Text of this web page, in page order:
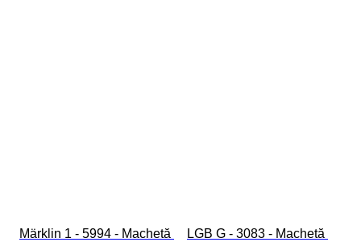
Märklin 1 - 5994 - Machetă
LGB G - 3083 - Machetă